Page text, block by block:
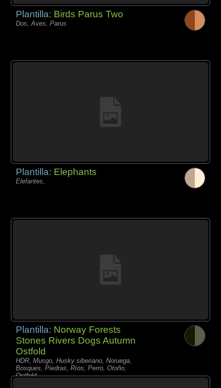
Plantilla: Birds Parus Two
Dos, Aves, Parus
Plantilla: Elephants
Elefantes,
Plantilla: Norway Forests
Stones Rivers Dogs Autumn
Ostfold
HDR, Musgo, Husky siberiano, Noruega,
Bosques, Piedras, Ríos, Perro, Otoño,
Ostfold